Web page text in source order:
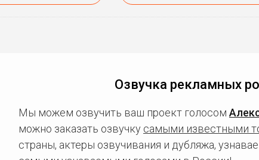
Озвучка рекламных
Мы можем озвучить ваш проект голосом
можно заказать озвучку самыми известными
страны, актеры озвучивания и дубляжа,